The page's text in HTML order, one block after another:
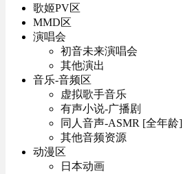
歌姬PV区
MMD区
演唱会
初音未来演唱会
其他演出
音乐-音频区
虚拟歌手音乐
有声小说-广播剧
同人音声-ASMR [全年龄]
其他音频资源
动漫区
日本动画